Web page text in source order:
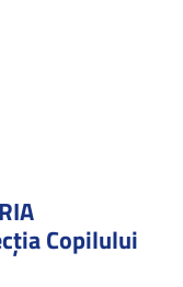
Copilului